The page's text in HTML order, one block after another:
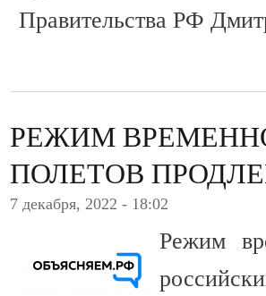
Правительства РФ
РЕЖИМ
ПОЛЕТОВ
7 декабря, 2022 - 18:02
Режим